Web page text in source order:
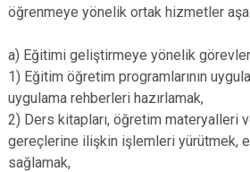
öğrenmeye yönelik ortak hizmetler
a) Eğitimi geliştirmeye yönelik
1) Eğitim öğretim programlarının
uygulama rehberleri hazırlamak,
2) Ders kitapları, öğretim materyalleri
gereçlerine ilişkin işlemleri yürütmek,
sağlamak,